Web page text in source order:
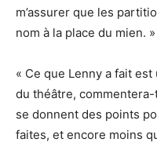
m’assurer que les
nom à la place du mien. »
« Ce que Lenny a fait
du théâtre,
se donnent des points
faites, et encore moins